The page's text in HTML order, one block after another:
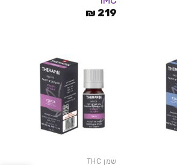
מתוך 5
219
₪
שמן THC